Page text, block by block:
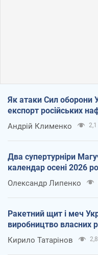
Як атаки Сил оборони
експорт російських
Андрій Клименко 2,1
Два супертурніри
календар осені 2026
Олександр Липенко
Ракетний щит і меч
виробництво власних
Кирило Татарінов 2,8